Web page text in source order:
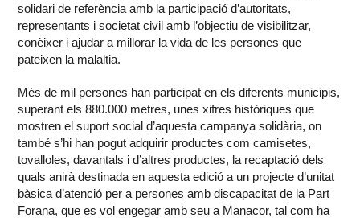
solidari de referència amb la participació d’autoritats,
representants i societat civil amb l’objectiu de visibilitzar,
conèixer i ajudar a millorar la vida de les persones que
pateixen la malaltia.
Més de mil persones han participat en els diferents municipis,
superant els 880.000 metres, unes xifres històriques que
mostren el suport social d’aquesta campanya solidària, on
també s’hi han pogut adquirir productes com camisetes,
tovalloles, davantals i d’altres productes, la recaptació dels
quals anirà destinada en aquesta edició a un projecte d’unitat
bàsica d’atenció per a persones amb discapacitat de la Part
Forana, que es vol engegar amb seu a Manacor, tal com ha